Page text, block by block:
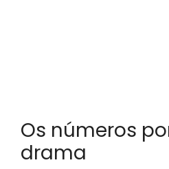
Os números
drama